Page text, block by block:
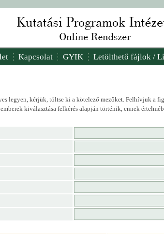
Kapcsolat GYIK Letölthető fájlok /
legyen, kérjük, töltse ki a kötelező mezőket. Felhívjuk a
kiválasztása felkérés alapján történik, ennek